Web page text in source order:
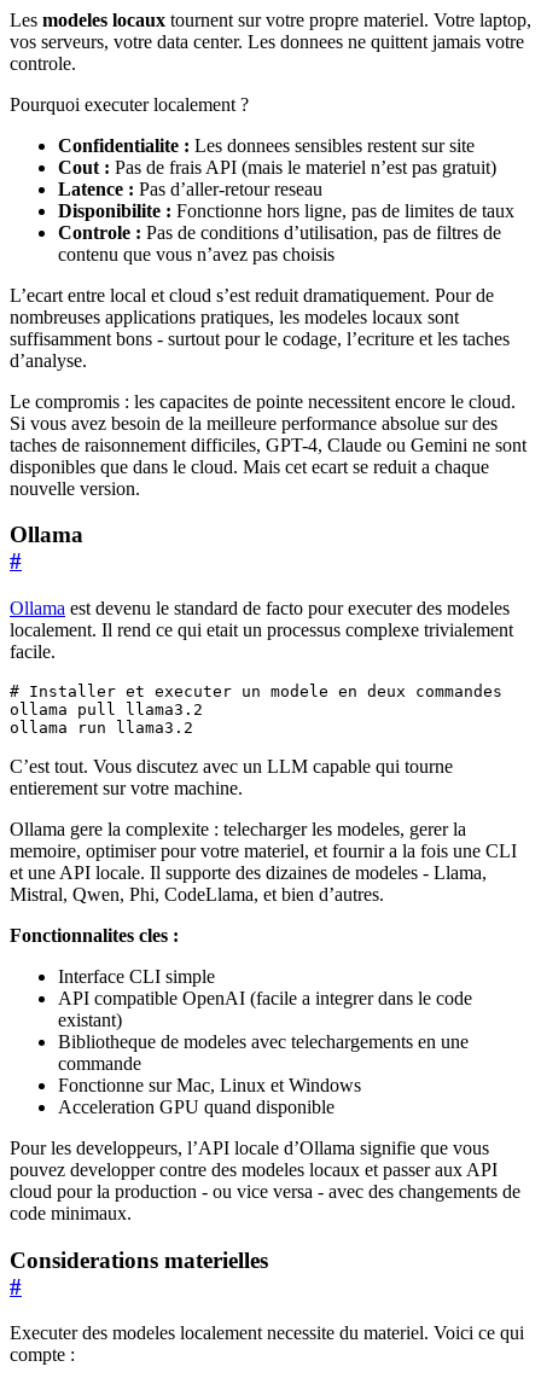
Les modeles locaux tournent sur votre propre materiel. Votre laptop,
vos serveurs, votre data center. Les donnees ne quittent jamais votre
controle.
Pourquoi executer localement ?
Confidentialite : Les donnees sensibles restent sur site
Cout : Pas de frais API (mais le materiel n’est pas gratuit)
Latence : Pas d’aller-retour reseau
Disponibilite : Fonctionne hors ligne, pas de limites de taux
Controle : Pas de conditions d’utilisation, pas de filtres de
contenu que vous n’avez pas choisis
L’ecart entre local et cloud s’est reduit dramatiquement. Pour de
nombreuses applications pratiques, les modeles locaux sont
suffisamment bons - surtout pour le codage, l’ecriture et les taches
d’analyse.
Le compromis : les capacites de pointe necessitent encore le cloud.
Si vous avez besoin de la meilleure performance absolue sur des
taches de raisonnement difficiles, GPT-4, Claude ou Gemini ne sont
disponibles que dans le cloud. Mais cet ecart se reduit a chaque
nouvelle version.
Ollama
#
Ollama est devenu le standard de facto pour executer des modeles
localement. Il rend ce qui etait un processus complexe trivialement
facile.
# Installer et executer un modele en deux commandes
ollama run llama3.2
C’est tout. Vous discutez avec un LLM capable qui tourne
entierement sur votre machine.
Ollama gere la complexite : telecharger les modeles, gerer la
memoire, optimiser pour votre materiel, et fournir a la fois une CLI
et une API locale. Il supporte des dizaines de modeles - Llama,
Mistral, Qwen, Phi, CodeLlama, et bien d’autres.
Fonctionnalites cles :
Interface CLI simple
API compatible OpenAI (facile a integrer dans le code
existant)
Bibliotheque de modeles avec telechargements en une
commande
Fonctionne sur Mac, Linux et Windows
Acceleration GPU quand disponible
Pour les developpeurs, l’API locale d’Ollama signifie que vous
pouvez developper contre des modeles locaux et passer aux API
cloud pour la production - ou vice versa - avec des changements de
code minimaux.
Considerations materielles
#
Executer des modeles localement necessite du materiel. Voici ce qui
compte :